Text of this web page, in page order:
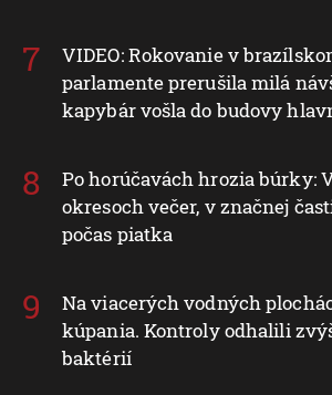
VIDEO: Rokovanie v
parlamente prerušila milá
kapybár vošla do budovy
Po horúčavách hrozia búrky:
okresoch večer, v značnej
počas piatka
Na viacerých vodných
kúpania. Kontroly odhalili
baktérií